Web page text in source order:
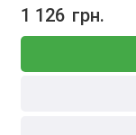
1 126 грн.